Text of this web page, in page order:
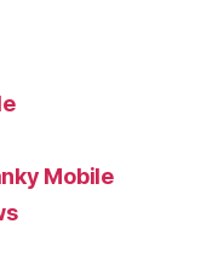
Mobile